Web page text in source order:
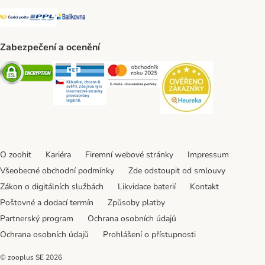
Česká pošta Shipping Method
PPL Shipping Method
Balíkovna Shipping Method
Zabezpečení a ocenění
Security Security Security
O zoohit Kariéra Firemní webové stránky
Impressum
Všeobecné obchodní podmínky
Zde odstoupit od smlouvy
Zákon o digitálních službách
Likvidace baterií
Kontakt
Poštovné a dodací termín
Způsoby platby
Partnerský program
Ochrana osobních údajů
Ochrana osobních údajů
Prohlášení o přístupnosti
© zooplus SE 2026